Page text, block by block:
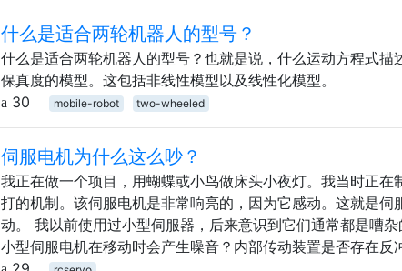
什么是适合两轮机器人的型号？
什么是适合两轮机器人的型号？也就是说，什么运动方程式
保真度的模型。这包括非线性模型以及线性化模型。
30
mobile-robot two-wheeled
伺服电机为什么这么吵？
我正在做一个项目，用蝴蝶或小鸟做床头小夜灯。我当时正
打的机制。该伺服电机是非常响亮的，因为它感动。这就是
动。 我以前使用过小型伺服器，后来意识到它们通常都是嘈
小型伺服电机在移动时会产生噪音？内部传动装置是否存在反